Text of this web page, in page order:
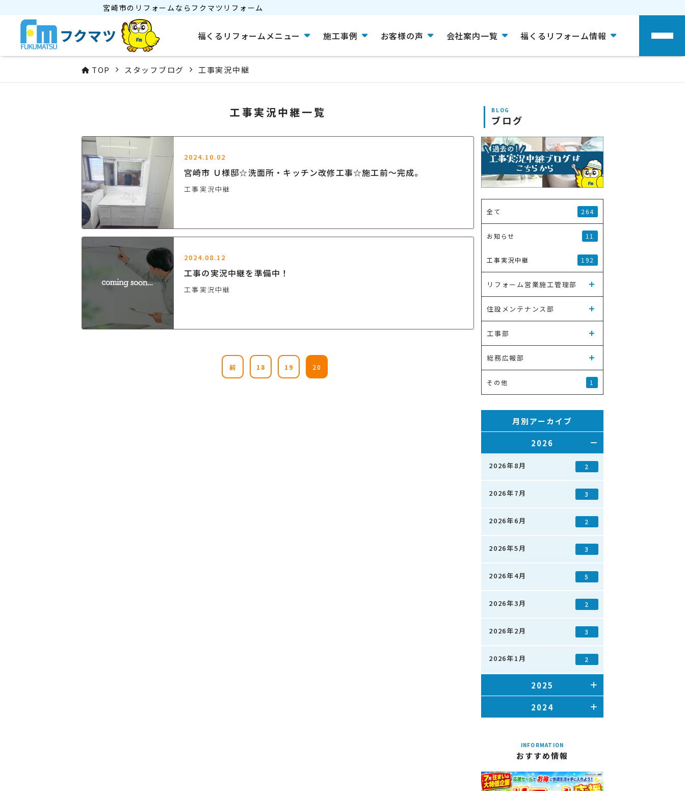
宮崎市のリフォームならフクマツリフォーム
福くるリフォームメニュー 施工事例 お客様の声 会社案内一覧 福くるリフォーム情報
TOP スタッフブログ 工事実況中継
工事実況中継一覧
2024.10.02
宮崎市 Ｕ様邸☆洗面所・キッチン改修工事☆施工前～完成。
工事実況中継
2024.08.12
工事の実況中継を準備中！
工事実況中継
前 18 19 20
BLOG
ブログ
全て 264
お知らせ 11
工事実況中継 192
リフォーム営業施工管理部
住設メンテナンス部
工事部
総務広報部
その他 1
月別アーカイブ
2026
2026年8月 2
2026年7月 3
2026年6月 2
2026年5月 3
2026年4月 5
2026年3月 2
2026年2月 3
2026年1月 2
2025
2024
INFORMATION
おすすめ情報